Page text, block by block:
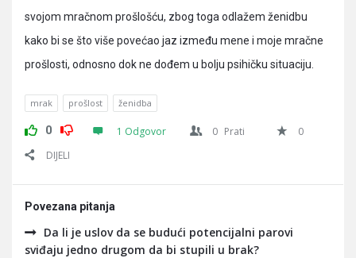
svojom mračnom prošlošću, zbog toga odlažem ženidbu
kako bi se što više povećao jaz između mene i moje mračne
prošlosti, odnosno dok ne dođem u bolju psihičku situaciju.
mrak prošlost ženidba
0 1 Odgovor 0 Prati
0
DIJELI
Povezana pitanja
Da li je uslov da se budući potencijalni parovi
sviđaju jedno drugom da bi stupili u brak?